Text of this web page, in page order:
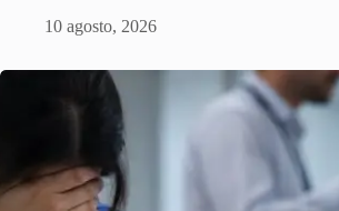
10 agosto, 2026